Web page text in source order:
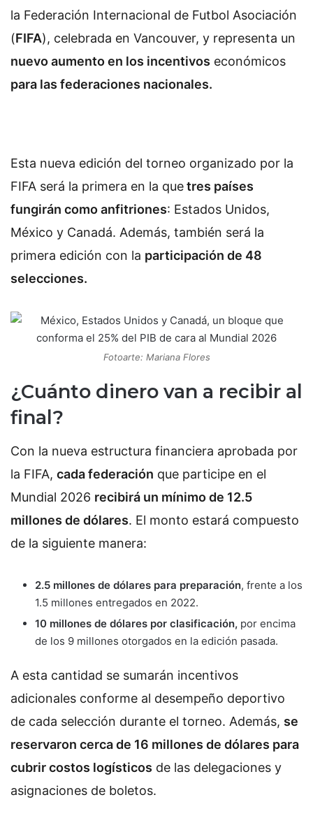
la Federación Internacional de Futbol Asociación
(FIFA), celebrada en Vancouver, y representa un
nuevo aumento en los incentivos económicos
para las federaciones nacionales.
Esta nueva edición del torneo organizado por la
FIFA será la primera en la quetres países
fungirán como anfitriones: Estados Unidos,
México y Canadá. Además, también será la
primera edición con la participación de 48
selecciones.
Fotoarte: Mariana Flores
¿Cuánto dinero van a recibir al
final?
Con la nueva estructura financiera aprobada por
la FIFA, cada federación que participe en el
Mundial 2026 recibirá un mínimo de 12.5
millones de dólares. El monto estará compuesto
de la siguiente manera:
2.5 millones de dólares para preparación, frente a los
1.5 millones entregados en 2022.
10 millones de dólares por clasificación, por encima
de los 9 millones otorgados en la edición pasada.
A esta cantidad se sumarán incentivos
adicionales conforme al desempeño deportivo
de cada selección durante el torneo. Además, se
reservaron cerca de 16 millones de dólares para
cubrir costos logísticos de las delegaciones y
asignaciones de boletos.